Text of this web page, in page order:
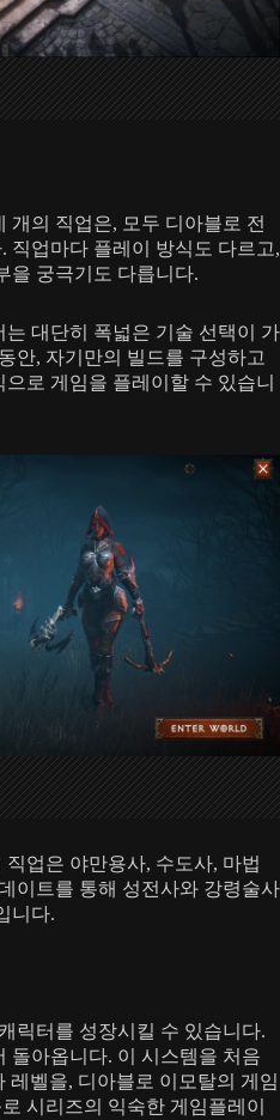
개의 직업은, 모두 디아블로 전
직업마다 플레이 방식도 다르고,
을 궁극기도 다릅니다.
대단히 폭넓은 기술 선택이 가
안, 자기만의 빌드를 구성하고
로 게임을 플레이할 수 있습니
업은 야만용사, 수도사, 마법
이트를 통해 성전사와 강령술사
니다.
릭터를 성장시킬 수 있습니다.
돌아옵니다. 이 시스템을 처음
벨을, 디아블로 이모탈의 게임
시리즈의 익숙한 게임플레이